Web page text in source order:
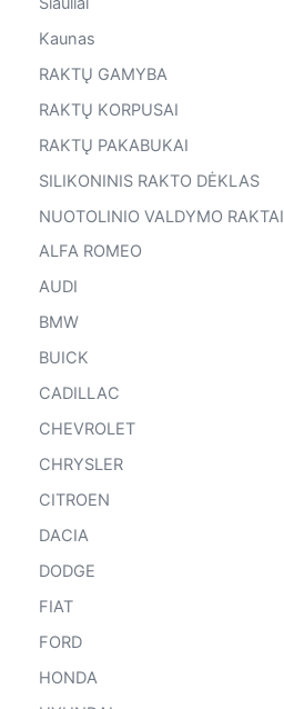
Kaunas
RAKTŲ GAMYBA
RAKTŲ KORPUSAI
RAKTŲ PAKABUKAI
SILIKONINIS RAKTO DĖKLAS
NUOTOLINIO VALDYMO RAKTAI
ALFA ROMEO
AUDI
BMW
BUICK
CADILLAC
CHEVROLET
CHRYSLER
CITROEN
DACIA
DODGE
FIAT
FORD
HONDA